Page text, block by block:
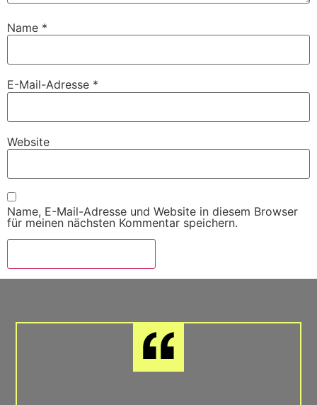
Name *
E-Mail-Adresse *
Website
Name, E-Mail-Adresse und Website in diesem Browser
für meinen nächsten Kommentar speichern.